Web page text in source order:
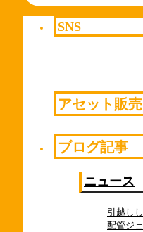
SNS
アセット販
ブログ記事
ニュース
引越し
配管ジ